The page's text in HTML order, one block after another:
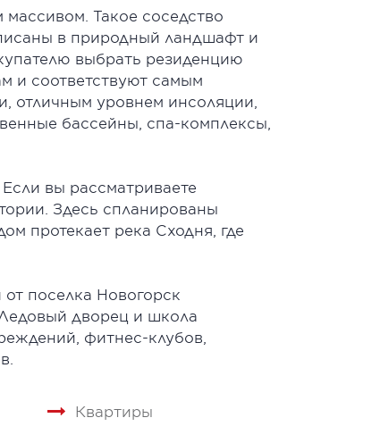
Такое соседство
в природный ландшафт и
выбрать резиденцию
и соответствуют самым
отличным уровнем инсоляции,
бассейны, спа-комплексы,
вы рассматриваете
Здесь спланированы
протекает река Сходня, где
поселка Новогорск
дворец и школа
фитнес-клубов,
Квартиры